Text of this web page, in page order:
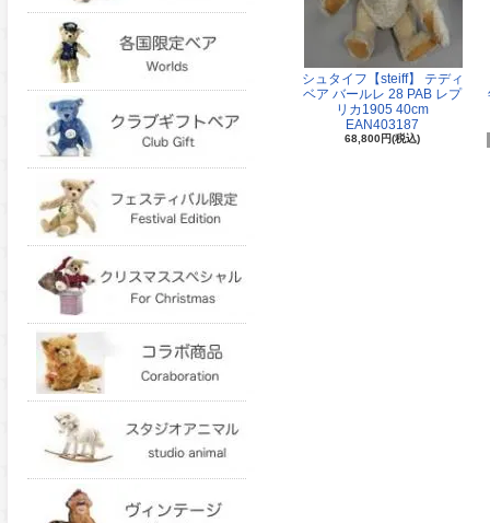
シュタイフ【steiff】 テディ
ベア バールレ 28 PAB レプ
リカ1905 40cm
EAN403187
68,800円(税込)